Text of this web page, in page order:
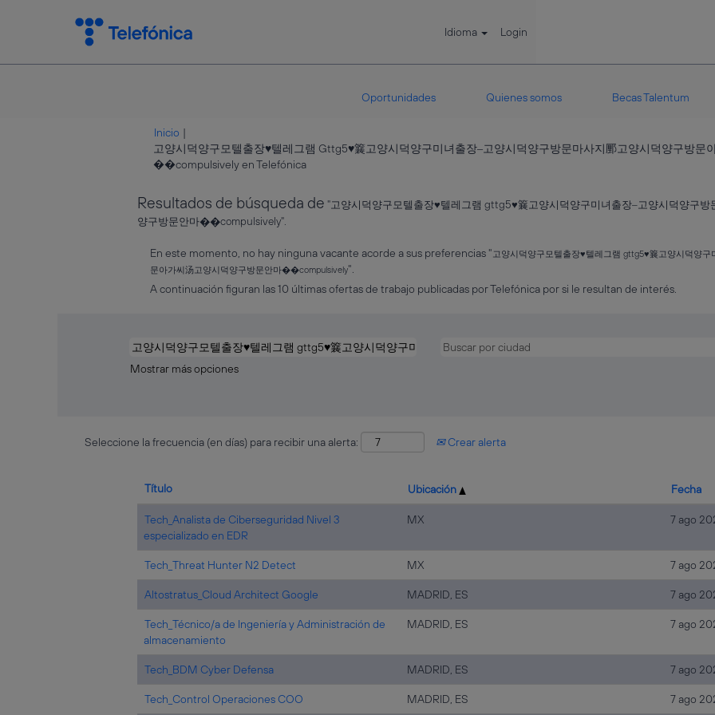
Idioma Login
Oportunidades Quienes somos Becas Talentum
Inicio |
고양시덕양구모텔출장♥텔레그램 Gttg5♥䉴고양시덕양구미녀출장‒고양시덕양구방문마사지䣑고양시덕양구방문
��compulsively en Telefónica(página
Resultados de búsqueda de "고양시덕양구모텔출장♥텔레그램 gttg5♥䉴고양시덕양구미녀출장‒고양시덕양구
양구방문안마��compulsively".
En este momento, no hay ninguna vacante acorde a sus preferencias "고양시덕양구모텔출장♥텔레그램 gttg5♥䉴고양시덕양
문아가씨汤고양시덕양구방문안마��compulsively".
A continuación figuran las 10 últimas ofertas de trabajo publicadas por Telefónica por si le resultan de interés.
Mostrar más opciones
Seleccione la frecuencia (en días) para recibir una alerta: Crear alerta
Título Ubicación Fecha
Tech_Analista de Ciberseguridad Nivel 3
especializado en EDR
MX 7 ago
Tech_Threat Hunter N2 Detect MX 7 ago
Altostratus_Cloud Architect Google MADRID, ES 7 ago
Tech_Técnico/a de Ingeniería y Administración de
almacenamiento
MADRID, ES 7 ago
Tech_BDM Cyber Defensa MADRID, ES 7 ago
Tech_Control Operaciones COO MADRID, ES 7 ago